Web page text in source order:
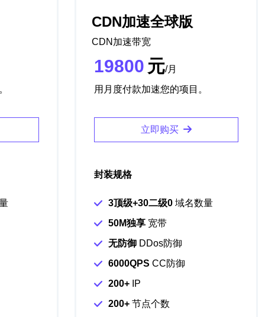
CDN加速全球版
CDN加速带宽
19800 元/月
用月度付款加速您的项目。
立即购买
封装规格
3顶级+30二级0域名数量
50M独享宽带
无防御DDos防御
6000QPS CC防御
200+IP
200+节点个数